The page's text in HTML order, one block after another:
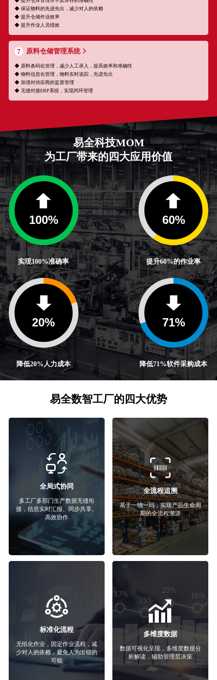
◆ 保证物料的先进先出，减少对人的依赖
◆ 提升仓储作业效率
◆ 提升作业人员绩效
7 原料仓储管理系统
◆ 原料条码化管理，减少人工录入，提高效率和准确性
◆ 物料信息化管理，物料实时追踪，先进先出
◆ 加强对供应商的监督管理
◆ 无缝对接ERP系统，实现闭环管理
易全科技MOM
为工厂带来的四大应用价值
100%
实现100%准确率
60%
提升60%的作业率
20%
降低20%人力成本
71%
降低71%软件采购成本
易全数智工厂的四大优势
全局式协同
多工厂多部门生产数据无缝衔
接，信息实时汇报、同步共享、
高效协作
全流程追溯
基于一物一码，实现产品生命周
期的全流程溯源
标准化流程
无纸化作业，固定作业流程，减
少对人的依赖，避免人为出错的
可能
多维度数据
数据可视化呈现，多维度数据分
析解读，辅助管理层决策